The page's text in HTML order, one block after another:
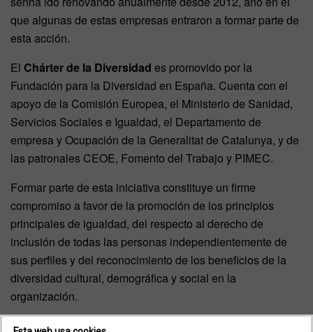
que algunas de estas empresas entraron a formar parte de
esta acción.
El Chárter de la Diversidad es promovido por la
Fundación para la Diversidad en España. Cuenta con el
apoyo de la Comisión Europea, el Ministerio de Sanidad,
Servicios Sociales e Igualdad, el Departamento de
empresa y Ocupación de la Generalitat de Catalunya, y de
las patronales CEOE, Fomento del Trabajo y PIMEC.
Formar parte de esta iniciativa constituye un firme
compromiso a favor de la promoción de los principios
principales de igualdad, del respecto al derecho de
inclusión de todas las personas independientemente de
sus perfiles y del reconocimiento de los beneficios de la
diversidad cultural, demográfica y social en la
organización.
Formarlo, también expresa la voluntad de las compañías